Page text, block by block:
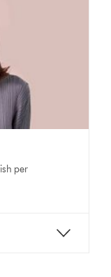
per